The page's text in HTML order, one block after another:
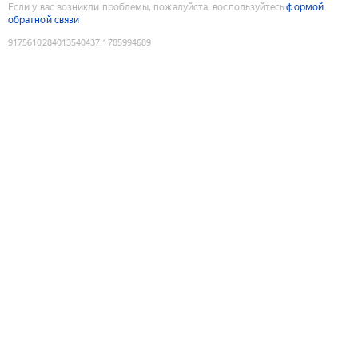
Если у вас возникли проблемы, пожалуйста, воспользуйтесьформой
обратной связи
9175610284013540437:1785994689